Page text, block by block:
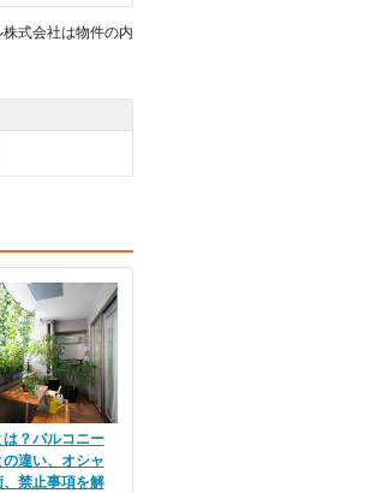
式会社は物件の内
？バルコニー
違い、オシャ
、禁止事項を解